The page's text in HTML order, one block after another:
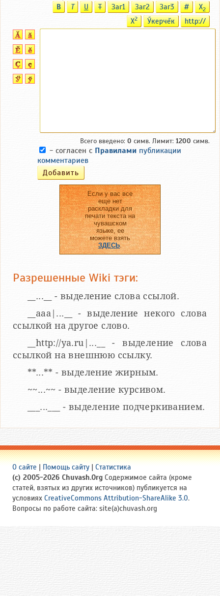
B T U T Заг1 Заг2 Заг3 # X2
X2 Ӳкерчĕк http://
Всего введено: 0 симв. Лимит: 1200 симв.
- согласен с Правилами публикации
комментариев
Если у вас все
еще нет
раскладки для
печати текста на
чувашском
языке, ее
можете взять
ЗДЕСЬ.
Разрешенные Wiki тэги:
__...__ - выделение слова ссылой.
__aaa|...__ - выделение некого слова
ссылкой на другое слово.
__http://ya.ru|...__ - выделение слова
ссылкой на внешнюю ссылку.
**...** - выделение жирным.
~~...~~ - выделение курсивом.
___...___ - выделение подчеркиванием.
О сайте Помощь сайту
Статистика
(c) 2005-2026 Chuvash.Org Содержимое сайта (кроме
статей, взятых из других источников) публикуется на
условиях CreativeCommons Attribution-ShareAlike 3.0.
Вопросы по работе сайта: site(a)chuvash.org